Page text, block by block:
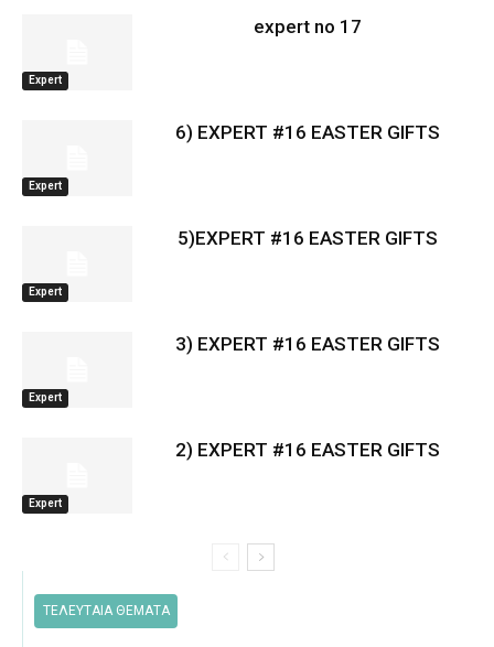
Expert
expert no 17
Expert
6) EXPERT #16 EASTER GIFTS
Expert
5)EXPERT #16 EASTER GIFTS
Expert
3) EXPERT #16 EASTER GIFTS
Expert
2) EXPERT #16 EASTER GIFTS
ΤΕΛΕΥΤΑΙΑ ΘΕΜΑΤΑ